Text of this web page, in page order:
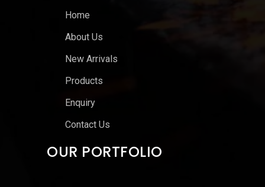
Home
About Us
New Arrivals
Products
Enquiry
Contact Us
OUR PORTFOLIO